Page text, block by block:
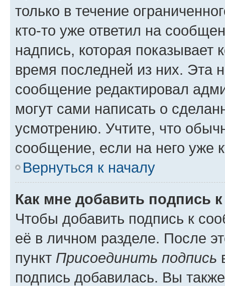
только в течение
кто-то уже ответил на
надпись, которая показывает
время последней из них. Эта
сообщение редактировал
могут сами написать о
усмотрению. Учтите, что
сообщение, если на него уже
Вернуться к началу
Как мне добавить подпись
Чтобы добавить подпись к
её в личном разделе. После
пункт Присоединить подпись
подпись добавилась. Вы